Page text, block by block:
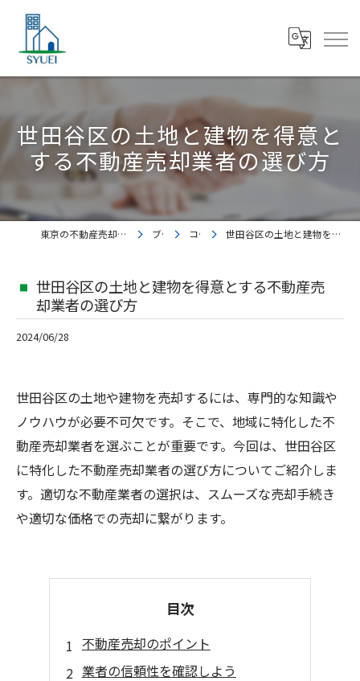
世田谷区の土地と建物を得意と
する不動産売却業者の選び方
東京の不動産売却なら株式会社集英都市開発 ブログ コラム 世田谷区の土地と建物を得意とする不動産売却業者の選び方
世田谷区の土地と建物を得意とする不動産売
却業者の選び方
2024/06/28
世田谷区の土地や建物を売却するには、専門的な知識や
ノウハウが必要不可欠です。そこで、地域に特化した不
動産売却業者を選ぶことが重要です。今回は、世田谷区
に特化した不動産売却業者の選び方についてご紹介しま
す。適切な不動産業者の選択は、スムーズな売却手続き
や適切な価格での売却に繋がります。
目次
不動産売却のポイント
業者の信頼性を確認しよう